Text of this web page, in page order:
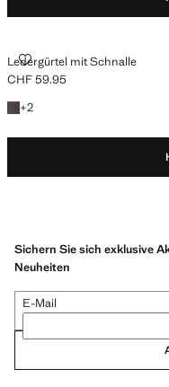
Ledergürtel mit Schnalle
LEDERGÜRTEL MIT
Aktueller Preis [CHF 59.95 ]
CHF 59.95
+2
+ 2 Farben
Sichern Sie sich exklusive
Neuheiten
E-Mail